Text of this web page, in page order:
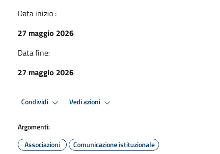
Data inizio :
27 maggio 2026
Data fine:
27 maggio 2026
Condividi Vedi azioni
Argomenti:
Associazioni
Comunicazione istituzionale